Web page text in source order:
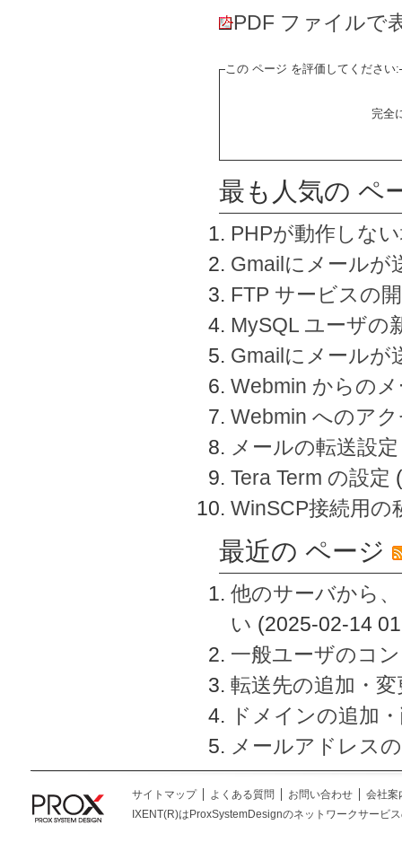
PDF ファイルで
この ページ を評価してください:
完全
最も人気の ペ
PHPが動作しな
Gmailにメールが
FTP サービスの
MySQL ユーザの
Gmailにメールが
Webmin からの
Webmin へのア
メールの転送設定
Tera Term の設定
WinSCP接続用の
最近の ページ
他のサーバから
い (2025-02-14
一般ユーザのコ
転送先の追加・
ドメインの追加
メールアドレス
サイトマップ よくある質問 お問い合わせ
会社案
IXENT(R)はProxSystemDesignのネットワークサービ